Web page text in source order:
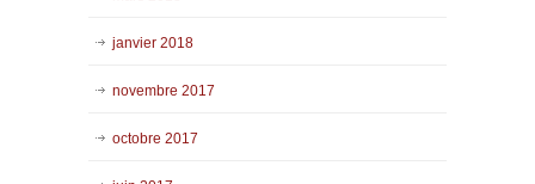
janvier 2018
novembre 2017
octobre 2017